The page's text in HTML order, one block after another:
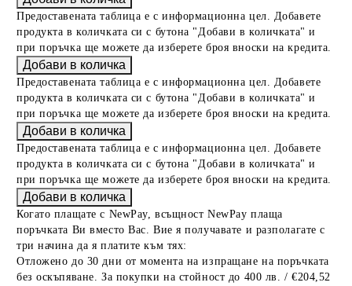
Предоставената таблица е с информационна цел. Добавете
продукта в количката си с бутона "Добави в количката" и
при поръчка ще можете да изберете броя вноски на кредита.
Предоставената таблица е с информационна цел. Добавете
продукта в количката си с бутона "Добави в количката" и
при поръчка ще можете да изберете броя вноски на кредита.
Предоставената таблица е с информационна цел. Добавете
продукта в количката си с бутона "Добави в количката" и
при поръчка ще можете да изберете броя вноски на кредита.
Когато плащате с NewPay, всъщност NewPay плаща
поръчката Ви вместо Вас. Вие я получавате и разполагате с
три начина да я платите към тях:
Отложено до 30 дни от момента на изпращане на поръчката
без оскъпяване. За покупки на стойност до 400 лв. / €204,52